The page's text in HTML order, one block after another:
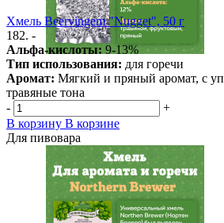
Хмель Beervingem "Nugget", 50 г
182. -
Альфа-кислоты: 9-13%
Тип использования: для горечи
Аромат: Мягкий и пряный аромат, с
травяные тона
-
+
В корзину В корзине
Для пивовара